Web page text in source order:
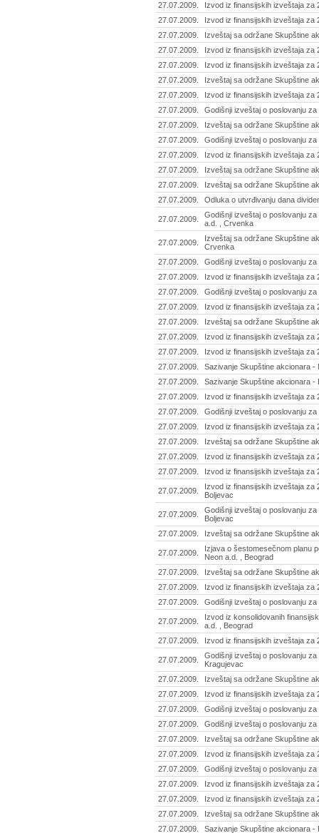
27.07.2009.
Izvod iz finansijskih izveštaja za
27.07.2009.
Izvod iz finansijskih izveštaja za
27.07.2009.
Izveštaj sa održane Skupštine
27.07.2009.
Izvod iz finansijskih izveštaja za
27.07.2009.
Izvod iz finansijskih izveštaja za
27.07.2009.
Izveštaj sa održane Skupštine
27.07.2009.
Izvod iz finansijskih izveštaja za
27.07.2009.
Godišnji izveštaj o poslovanju
27.07.2009.
Izveštaj sa održane Skupštine
27.07.2009.
Godišnji izveštaj o poslovanju
27.07.2009.
Izvod iz finansijskih izveštaja za
27.07.2009.
Izveštaj sa održane Skupštine
27.07.2009.
Izveštaj sa održane Skupštine
27.07.2009.
Odluka o utvrđivanju dana
27.07.2009.
Godišnji izveštaj o poslovanju
a.d. , Crvenka
27.07.2009.
Izveštaj sa održane Skupštine
Crvenka
27.07.2009.
Godišnji izveštaj o poslovanju
27.07.2009.
Izvod iz finansijskih izveštaja za
27.07.2009.
Godišnji izveštaj o poslovanju
27.07.2009.
Izvod iz finansijskih izveštaja za
27.07.2009.
Izveštaj sa održane Skupštine
27.07.2009.
Izvod iz finansijskih izveštaja za
27.07.2009.
Izvod iz finansijskih izveštaja za
27.07.2009.
Sazivanje Skupštine akcionara
27.07.2009.
Sazivanje Skupštine akcionara -
27.07.2009.
Izvod iz finansijskih izveštaja za
27.07.2009.
Godišnji izveštaj o poslovanju
27.07.2009.
Izvod iz finansijskih izveštaja za
27.07.2009.
Izveštaj sa održane Skupštine
27.07.2009.
Izvod iz finansijskih izveštaja za
27.07.2009.
Izvod iz finansijskih izveštaja za
27.07.2009.
Izvod iz finansijskih izveštaja za
Boljevac
27.07.2009.
Godišnji izveštaj o poslovanju
Boljevac
27.07.2009.
Izveštaj sa održane Skupštine
27.07.2009.
Izjava o šestomesečnom planu
Neon a.d. , Beograd
27.07.2009.
Izveštaj sa održane Skupštine
27.07.2009.
Izvod iz finansijskih izveštaja za
27.07.2009.
Godišnji izveštaj o poslovanju
27.07.2009.
Izvod iz konsolidovanih
a.d. , Beograd
27.07.2009.
Izvod iz finansijskih izveštaja za
27.07.2009.
Godišnji izveštaj o poslovanju
Kragujevac
27.07.2009.
Izveštaj sa održane Skupštine
27.07.2009.
Izvod iz finansijskih izveštaja za
27.07.2009.
Godišnji izveštaj o poslovanju
27.07.2009.
Godišnji izveštaj o poslovanju
27.07.2009.
Izveštaj sa održane Skupštine
27.07.2009.
Izvod iz finansijskih izveštaja za
27.07.2009.
Godišnji izveštaj o poslovanju
27.07.2009.
Izvod iz finansijskih izveštaja za
27.07.2009.
Izvod iz finansijskih izveštaja za
27.07.2009.
Izveštaj sa održane Skupštine
27.07.2009.
Sazivanje Skupštine akcionara -